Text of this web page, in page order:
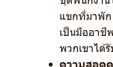
แขกที่มาพัก
เป็นมืออาชี
พวกเขาได้
ความสอด